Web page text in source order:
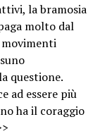
la bramosia
molto dal
questione.
ad essere più
ha il coraggio